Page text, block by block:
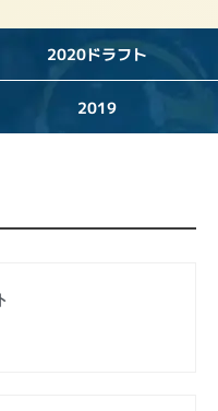
2020ドラフト
2019